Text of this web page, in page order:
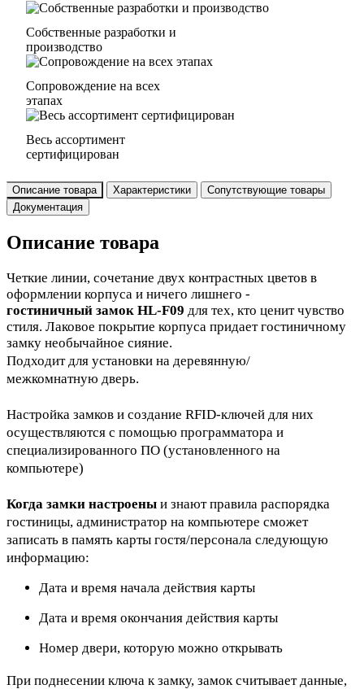
Собственные разработки и
производство
Сопровождение на всех
этапах
Весь ассортимент
сертифицирован
Описание товара Характеристики
Сопутствующие товары
Документация
Описание товара
Четкие линии, сочетание двух контрастных цветов в
оформлении корпуса и ничего лишнего -
гостиничный замок HL-F09 для тех, кто ценит чувство
стиля. Лаковое покрытие корпуса придает гостиничному
замку необычайное сияние.
Подходит для установки на деревянную/
межкомнатную дверь.
Настройка замков и создание RFID-ключей для них
осуществляются с помощью программатора и
специализированного ПО (установленного на
компьютере)
Когда замки настроены и знают правила распорядка
гостиницы, администратор на компьютере сможет
записать в память карты гостя/персонала следующую
информацию:
Дата и время начала действия карты
Дата и время окончания действия карты
Номер двери, которую можно открывать
При поднесении ключа к замку, замок считывает данные,